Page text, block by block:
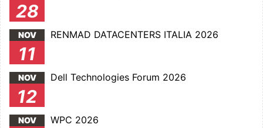
28
NOV
11
RENMAD DATACENTERS ITALIA 2026
NOV
12
Dell Technologies Forum 2026
NOV WPC 2026